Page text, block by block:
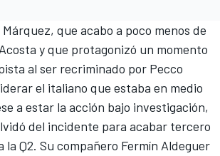
Márquez, que acabo a poco menos de
y que protagonizó un momento
al ser recriminado por Pecco
el italiano que estaba en medio
a estar la acción bajo investigación,
del incidente para acabar tercero
la Q2. Su compañero Fermín Aldeguer